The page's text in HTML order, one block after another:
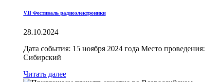
VII Фестиваль радиоэлектроники
28.10.2024
Дата события: 15 ноября 2024 года Место проведения:
Сибирский
Читать далее